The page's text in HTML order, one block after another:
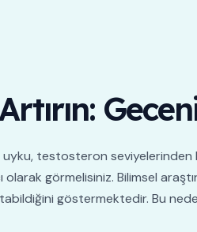
uyku, testosteron seviyelerinden
görmelisiniz. Bilimsel
göstermektedir. Bu